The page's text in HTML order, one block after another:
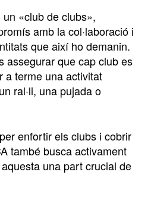
un «club de clubs»,
amb la col·laboració i
que així ho demanin.
assegurar que cap club es
a terme una activitat
ral·li, una pujada o
enfortir els clubs i cobrir
també busca activament
una part crucial de